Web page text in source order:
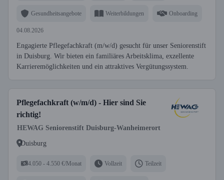
Gesundheitsangebote Weiterbildungen Onboarding
04.08.2026
Engagierte Pflegefachkraft (m/w/d) gesucht für unser Seniorenstift
in Duisburg. Wir bieten ein familiäres Arbeitsklima, exzellente
Karrieremöglichkeiten und ein attraktives Vergütungssystem.
Pflegefachkraft (w/m/d) - Hier sind Sie
richtig!
HEWAG Seniorenstift Duisburg-Wanheimerort
Duisburg
4.050 - 4.550 €/Monat Vollzeit Teilzeit